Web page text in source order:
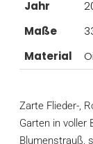
Jahr
Maße
Material
Zarte Flieder-,
Garten in voller
Blumenstrauß,